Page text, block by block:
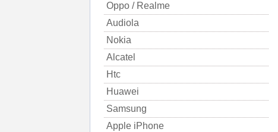
Oppo / Realme
Audiola
Nokia
Alcatel
Htc
Huawei
Samsung
Apple iPhone